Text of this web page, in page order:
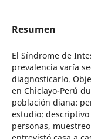
Resumen
El Síndrome de
prevalencia varía
diagnosticarlo.
en Chiclayo-Perú
población diana:
estudio:
personas,